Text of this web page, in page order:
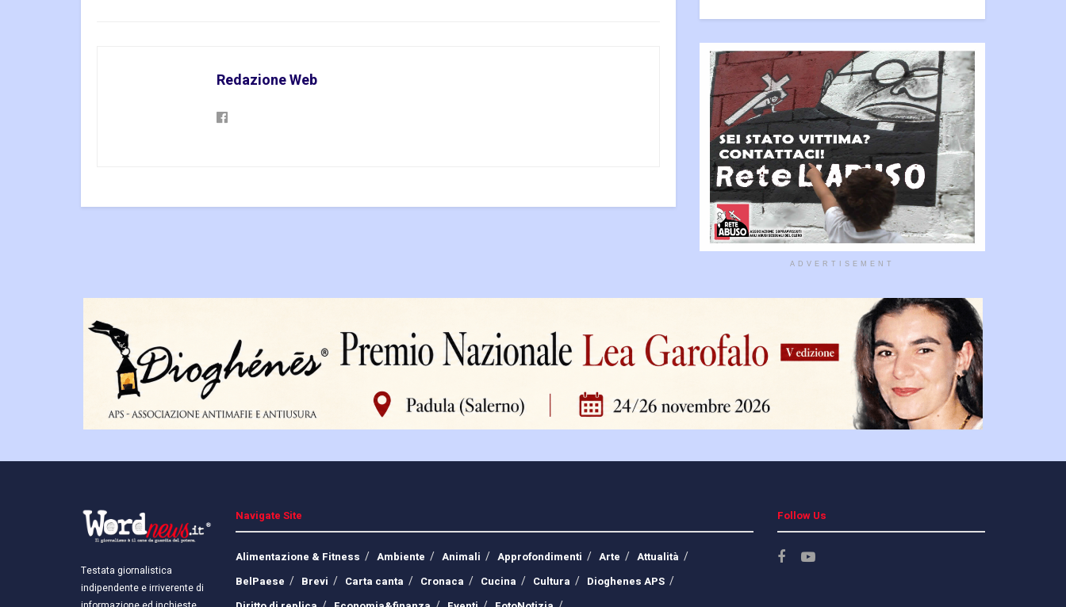
Redazione Web
ADVERTISEMENT
Testata giornalistica
indipendente e irriverente di
Navigate Site
Alimentazione & Fitness Ambiente Animali Approfondimenti Arte
Attualità
BelPaese
Brevi Carta canta Cronaca Cucina Cultura
Dioghenes APS
Follow Us